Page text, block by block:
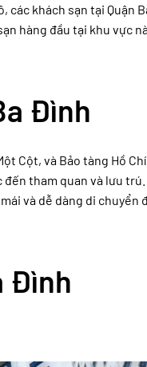
các khách sạn tại Quận
hàng đầu tại khu vực
Đình
Cột, và Bảo tàng Hồ Chí
tham quan và lưu
và dễ dàng di chuyển
Đình